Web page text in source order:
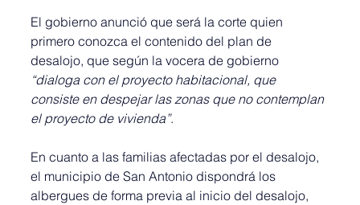
El gobierno anunció que será la corte quien
primero conozca el contenido del plan de
desalojo, que según la vocera de gobierno
“dialoga con el proyecto habitacional, que
consiste en despejar las zonas que no contemplan
el proyecto de vivienda”.
En cuanto a las familias afectadas por el desalojo,
el municipio de San Antonio dispondrá los
albergues de forma previa al inicio del desalojo,